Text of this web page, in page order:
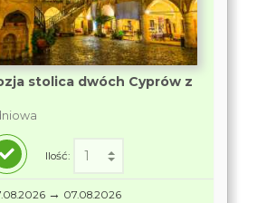
stolica dwóch Cyprów z
Ilość:
→ 07.08.2026